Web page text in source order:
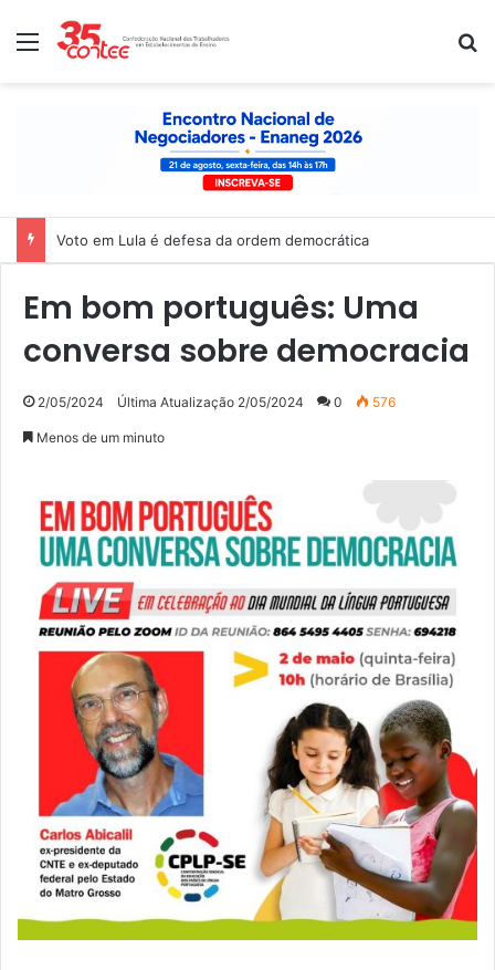
Menu
Voto em Lula é defesa da ordem democrática
Em bom português: Uma
conversa sobre democracia
2/05/2024 Última Atualização 2/05/2024 0 576
Menos de um minuto